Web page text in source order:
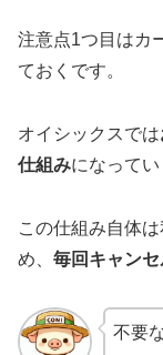
注意点1つ目はカ
ておくです。
オイシックスでは
仕組みになってい
この仕組み自体
め、 毎回キャンセ
不要